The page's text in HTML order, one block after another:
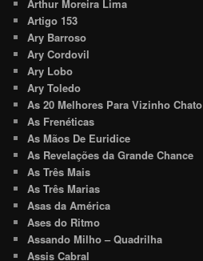
Arthur Moreira Lima
Artigo 153
Ary Barroso
Ary Cordovil
Ary Lobo
Ary Toledo
As 20 Melhores Para Vizinho Chato
As Frenéticas
As Mãos De Euridice
As Revelações da Grande Chance
As Três Mais
As Três Marias
Asas da América
Ases do Ritmo
Assando Milho – Quadrilha
Assis Cabral